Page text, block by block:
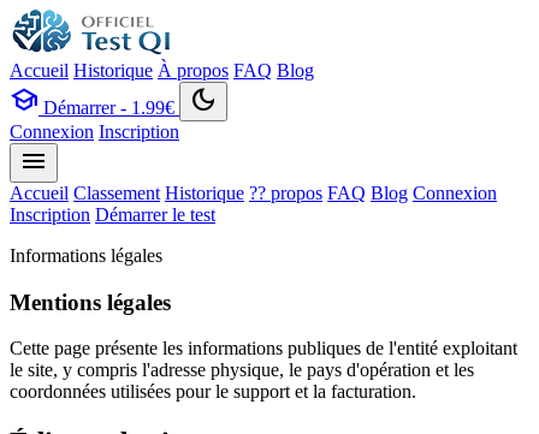
Accueil Historique À propos FAQ Blog
school Démarrer - 1.99€ dark_mode
Connexion Inscription
menu
Accueil Classement Historique ?? propos FAQ Blog Connexion
Inscription Démarrer le test
Informations légales
Mentions légales
Cette page présente les informations publiques de l'entité exploitant
le site, y compris l'adresse physique, le pays d'opération et les
coordonnées utilisées pour le support et la facturation.